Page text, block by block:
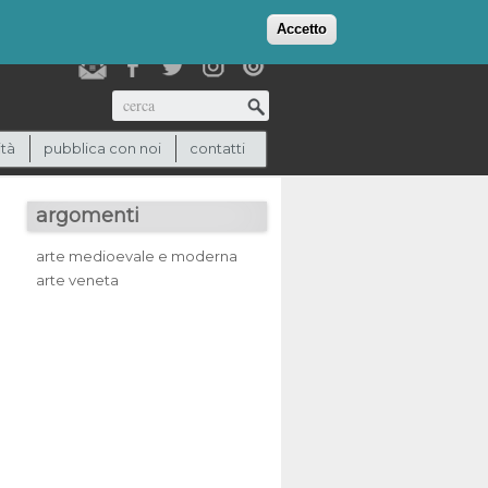
Accetto
(0)
Cerca
pubblica con noi contatti
argomenti
arte medioevale e moderna
arte veneta